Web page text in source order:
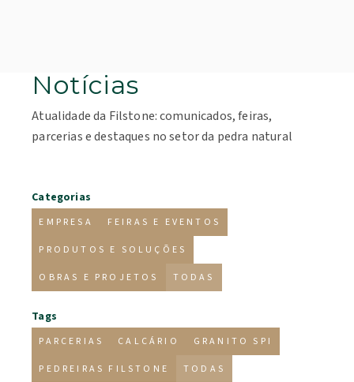
Notícias
Atualidade da Filstone: comunicados, feiras,
parcerias e destaques no setor da pedra natural
Categorias
EMPRESA FEIRAS E EVENTOS
PRODUTOS E SOLUÇÕES
OBRAS E PROJETOS TODAS
Tags
PARCERIAS CALCÁRIO GRANITO SPI
PEDREIRAS FILSTONE TODAS